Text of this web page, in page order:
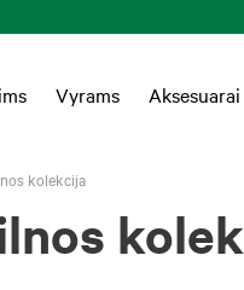
Vyrams Aksesuarai
kolekcija